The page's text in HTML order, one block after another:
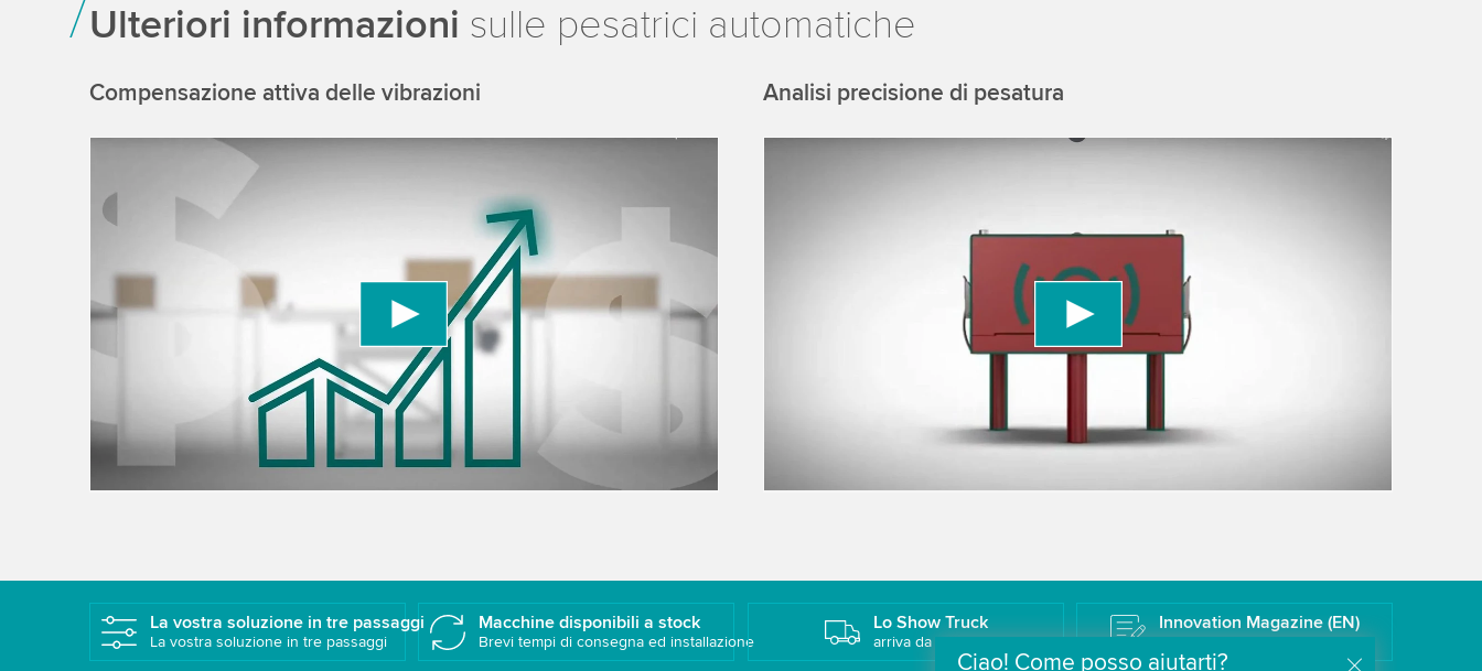
Ulteriori informazioni sulle pesatrici automatiche
Compensazione attiva delle vibrazioni
We need your consent to load the YouTube Video service!
We use a third party service to embed video content that may collect
data about your activity. Please review the details and accept the service
to watch this video.
More information
Analisi precisione di pesatura
More information
Ciao! Come posso aiutarti?
La vostra soluzione in tre passaggi
La vostra soluzione in tre passaggi
Macchine disponibili a stock
Brevi tempi di consegna ed installazione
Lo Show Truck
arriva da te!
Innovation Magazine (EN)
Il Blog tecnologico di Wipotec